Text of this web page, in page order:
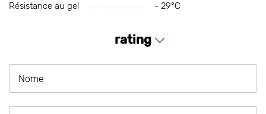
Résistance au gel
- 29°С
rating